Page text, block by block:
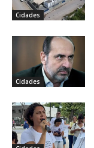
Cidades
Cidades